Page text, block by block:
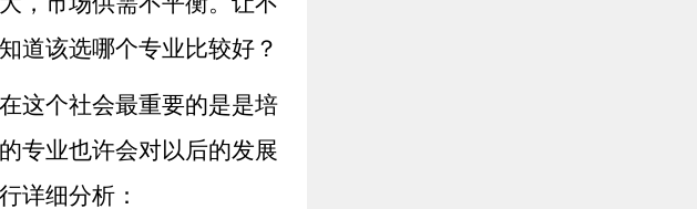
道该选哪个专业比较好？
这个社会最重要的是是培
专业也许会对以后的发展
详细分析：